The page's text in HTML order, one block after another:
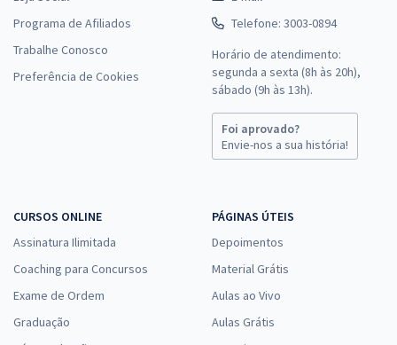
Programa de Afiliados
Trabalhe Conosco
Preferência de Cookies
Telefone: 3003-0894
Horário de atendimento:
segunda a sexta (8h às 20h),
sábado (9h às 13h).
Foi aprovado?
Envie-nos a sua história!
CURSOS ONLINE
Assinatura Ilimitada
Coaching para Concursos
Exame de Ordem
Graduação
PÁGINAS ÚTEIS
Depoimentos
Material Grátis
Aulas ao Vivo
Aulas Grátis